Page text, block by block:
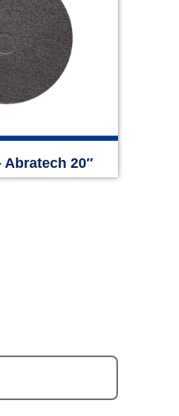
Abratech 20″